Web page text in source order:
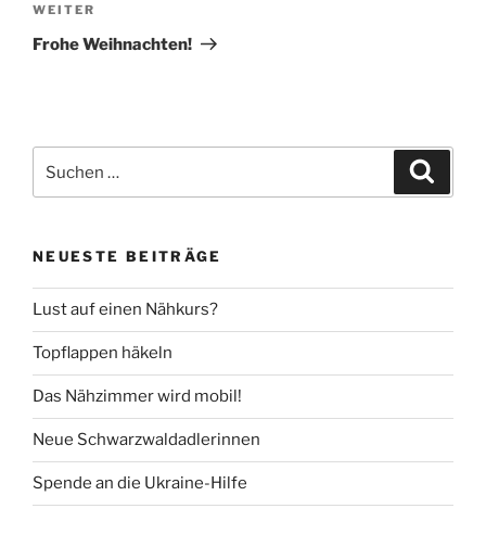
Nächster
Beitrag
WEITER
Frohe Weihnachten!
nach:
NEUESTE BEITRÄGE
Lust auf einen Nähkurs?
Topflappen häkeln
Das Nähzimmer wird mobil!
Neue Schwarzwaldadlerinnen
Spende an die Ukraine-Hilfe